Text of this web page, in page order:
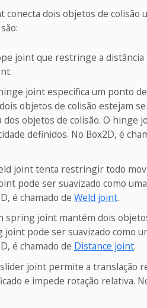
dois objetos de colisão
joint que restringe a distância
joint especifica um ponto
objetos de colisão estejam
objetos de colisão. O hinge
definidos. No Box2D, é
joint tenta restringir todo
pode ser suavizado como
é chamado de Weld joint.
spring joint mantém dois
pode ser suavizado como
é chamado de Distance joint.
joint permite a translação
e impede rotação relativa.